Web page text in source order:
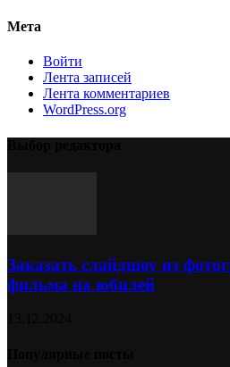
Мета
Войти
Лента записей
Лента комментариев
WordPress.org
Заказать слайдшоу из
фильма на юбилей